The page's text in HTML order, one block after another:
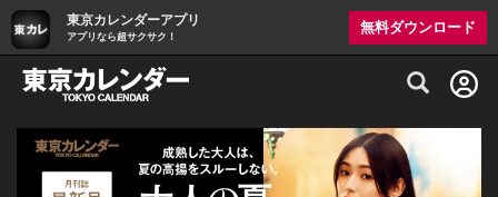
東京カレンダーアプリ
アプリなら超サクサク！
無料ダウンロード
グルメ情報・プレミアムレストラン予約